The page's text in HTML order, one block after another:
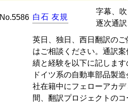
No.5586 白石 友規
字幕、
逐次通
英日、独日、西日翻訳の
はご相談ください。通訳
績と経験を以下に記します
ドイツ系の自動車部品製
社在籍中にフェローアカ
間、翻訳プロジェクトのコ